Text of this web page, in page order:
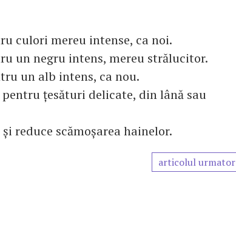
culori mereu intense, ca noi.
un negru intens, mereu strălucitor.
un alb intens, ca nou.
țesături delicate, din lână sau
reduce scămoșarea hainelor.
articolul urmator